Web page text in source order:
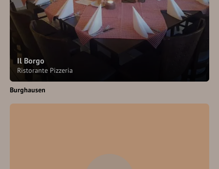
Il Borgo
Ristorante Pizzeria
Burghausen